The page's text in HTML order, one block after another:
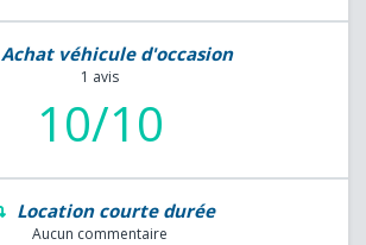
Achat véhicule d'occasion
1 avis
10/10
Location courte durée
Aucun commentaire